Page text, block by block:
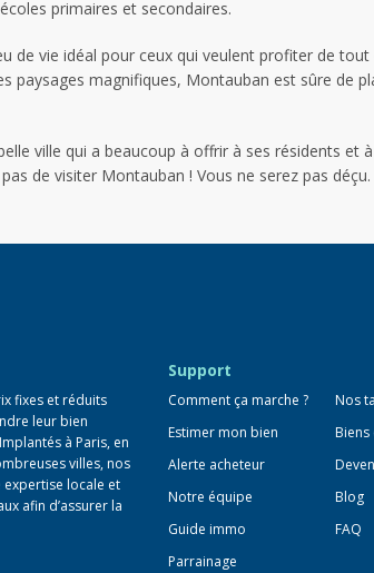
primaires et secondaires.
de vie idéal pour ceux qui veulent profiter de
paysages magnifiques, Montauban est sûre de
ville qui a beaucoup à offrir à ses résidents et
de visiter Montauban ! Vous ne serez pas déçu.
fixes et réduits
leur bien
à Paris, en
villes, nos
locale et
afin d’assurer la
Support
Comment ça marche ?
Nos
Estimer mon bien
Biens
Alerte acheteur
Notre équipe
Blog
Guide immo
FAQ
Parrainage